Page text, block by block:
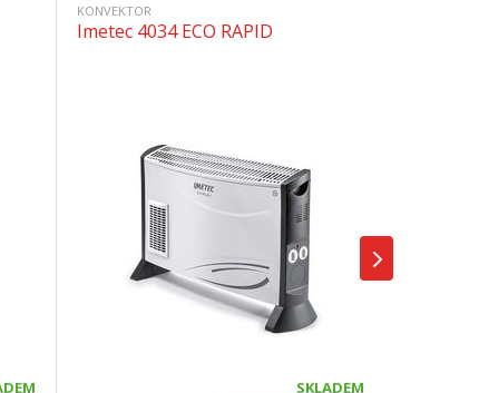
KONVEKTOR
Imetec 4034 ECO RAPID
SKLADEM